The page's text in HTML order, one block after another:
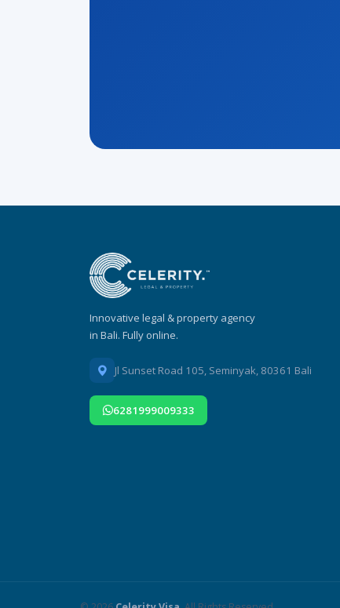
Innovative legal & property agency
in Bali. Fully online.
Jl Sunset Road 105, Seminyak, 80361 Bali
6281999009333